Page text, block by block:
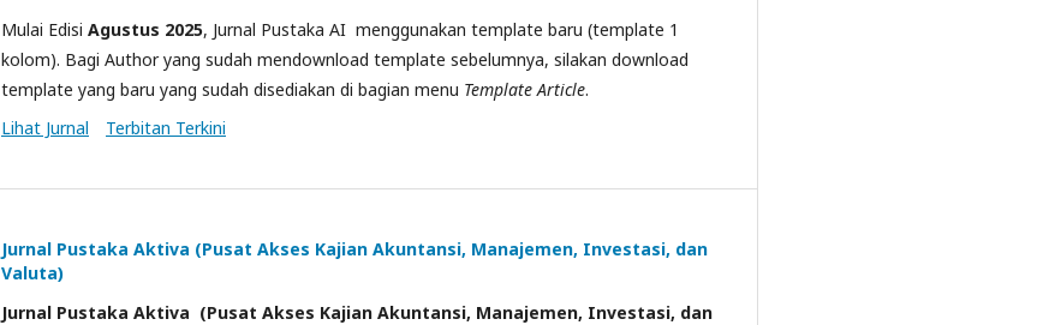
Mulai Edisi Agustus 2025, Jurnal Pustaka AI menggunakan template baru (template 1
kolom). Bagi Author yang sudah mendownload template sebelumnya, silakan download
template yang baru yang sudah disediakan di bagian menu Template Article.
Lihat Jurnal
Terbitan Terkini
Jurnal Pustaka Aktiva (Pusat Akses Kajian Akuntansi, Manajemen, Investasi, dan
Valuta)
Jurnal Pustaka Aktiva (Pusat Akses Kajian Akuntansi, Manajemen, Investasi, dan